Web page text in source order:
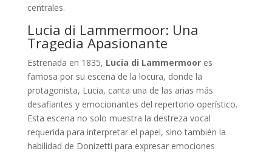
centrales.
Lucia di Lammermoor: Una
Tragedia Apasionante
Estrenada en 1835, Lucia di Lammermoores
famosa por su escena de la locura, donde la
protagonista, Lucia, canta una de las arias más
desafiantes y emocionantes del repertorio operístico.
Esta escena no solo muestra la destreza vocal
requerida para interpretar el papel, sino también la
habilidad de Donizetti para expresar emociones